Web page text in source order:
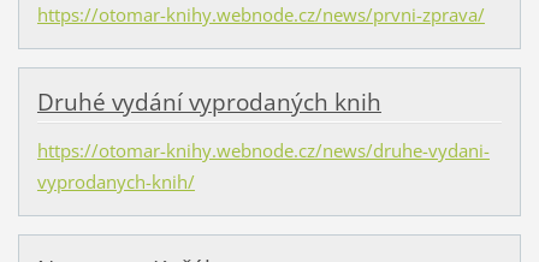
https://otomar-knihy.webnode.cz/news/prvni-zprava/
Druhé vydání vyprodaných knih
https://otomar-knihy.webnode.cz/news/druhe-vydani-
vyprodanych-knih/